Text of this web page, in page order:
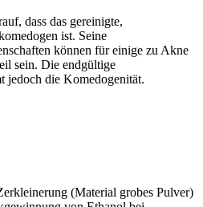
dass das gereinigte,
ist. Seine
können für einige zu Akne
sein. Die endgültige
jedoch die Komedogenität.
(Material grobes Pulver)